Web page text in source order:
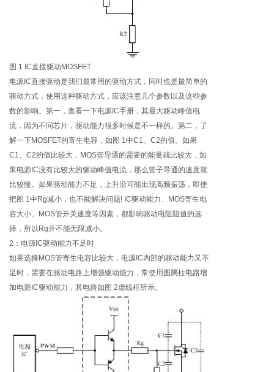
图 1 IC直接驱动MOSFET
电源IC直接驱动是我们最常用的驱动方式，同时也是最简单的
驱动方式，使用这种驱动方式，应该注意几个参数以及这些参
数的影响。第一，查看一下电源IC手册，其最大驱动峰值电
流，因为不同芯片，驱动能力很多时候是不一样的。第二，了
解一下MOSFET的寄生电容，如图 1中C1、C2的值。如果
C1、C2的值比较大，MOS管导通的需要的能量就比较大，如
果电源IC没有比较大的驱动峰值电流，那么管子导通的速度就
比较慢。如果驱动能力不足，上升沿可能出现高频振荡，即使
把图 1中Rg减小，也不能解决问题! IC驱动能力、MOS寄生电
容大小、MOS管开关速度等因素，都影响驱动电阻阻值的选
择，所以Rg并不能无限减小。
2：电源IC驱动能力不足时
如果选择MOS管寄生电容比较大，电源IC内部的驱动能力又不
足时，需要在驱动电路上增强驱动能力，常使用图腾柱电路增
加电源IC驱动能力，其电路如图 2虚线框所示。